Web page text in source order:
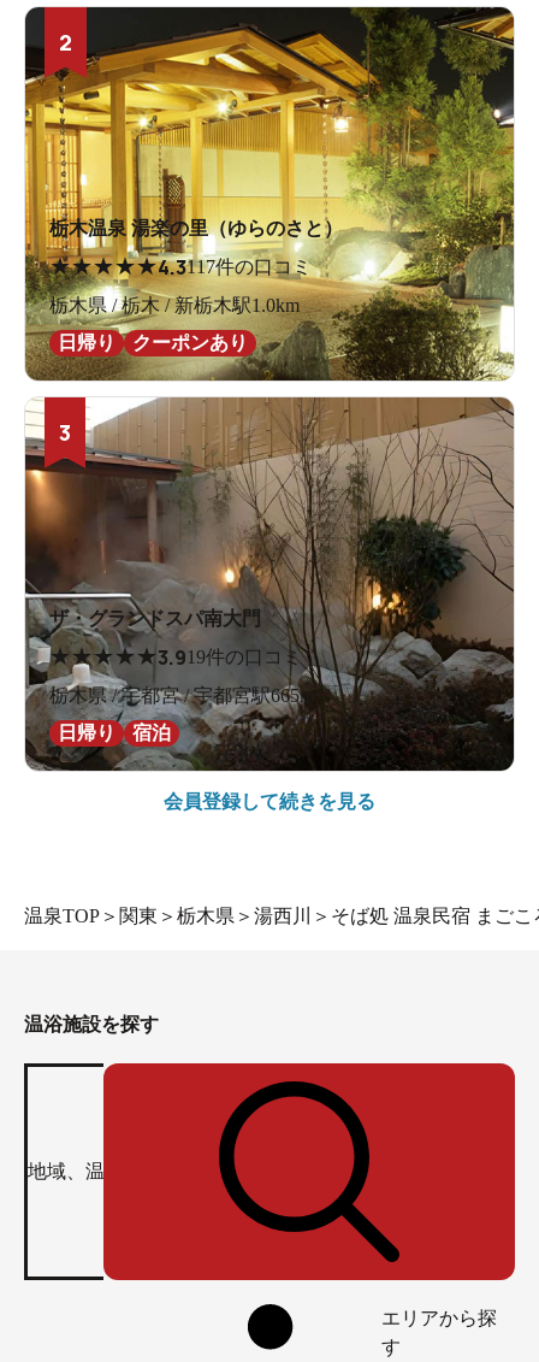
2
栃木温泉 湯楽の里（ゆらのさと）
★★★★★4.3117件の口コミ
栃木県 / 栃木 / 新栃木駅1.0km
日帰り
クーポンあり
3
ザ・グランドスパ南大門
★★★ ★★3.919件の口コミ
栃木県 / 宇都宮 / 宇都宮駅665m
日帰り
宿泊
会員登録して続きを見る
温泉TOP ＞ 関東 ＞ 栃木県 ＞ 湯西川 ＞ そば処 温泉民宿 まごこ
温浴施設を探す
エリアから探
す